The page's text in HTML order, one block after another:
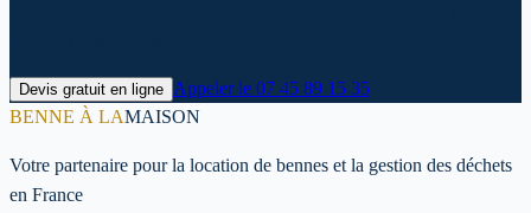
Devis gratuit en ligne Appeler le 07 45 89 15 35
BENNE À LAMAISON
Votre partenaire pour la location de bennes et la gestion des déchets
en France